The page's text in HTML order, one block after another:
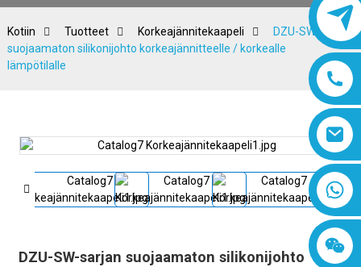
8618019377761
Kotiin Tuotteet Korkeajännitekaapeli
DZU-SW-sarjan
suojaamaton silikonijohto korkeajännitteelle / korkealle
lämpötilalle
DZU-SW-sarjan suojaamaton silikonijohto